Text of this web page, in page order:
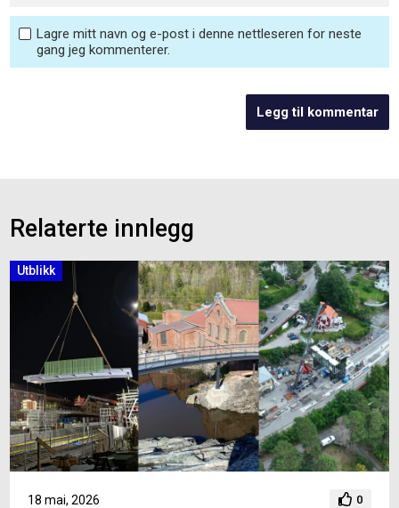
Lagre mitt navn og e-post i denne nettleseren for neste
gang jeg kommenterer.
Relaterte innlegg
Utblikk
18 mai, 2026 0